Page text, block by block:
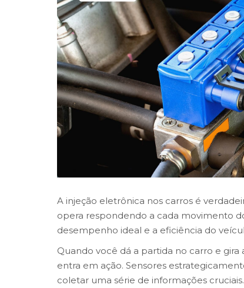
A injeção eletrônica nos carros é
opera respondendo a cada movimento
desempenho ideal e a eficiência do
Quando você dá a partida no carro e
entra em ação. Sensores
coletar uma série de informações